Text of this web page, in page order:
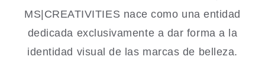
MS|CREATIVITIES nace como una entidad
dedicada exclusivamente a dar forma a la
identidad visual de las marcas de belleza.